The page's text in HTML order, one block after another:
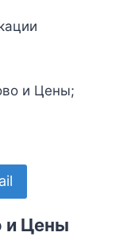
и Цены;
и Цены